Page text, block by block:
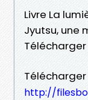
Livre La
Jyutsu, une
Télécharger
http://